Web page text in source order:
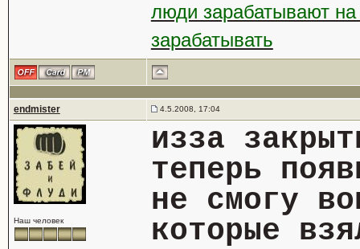
люди зарабатывают
зарабатывать
endmister 4.5.2008, 17:04
Наш человек
изза
теперь
не смогу
которые